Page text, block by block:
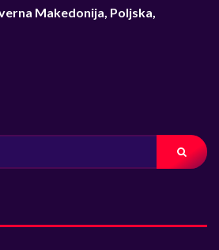
Makedonija, Poljska,